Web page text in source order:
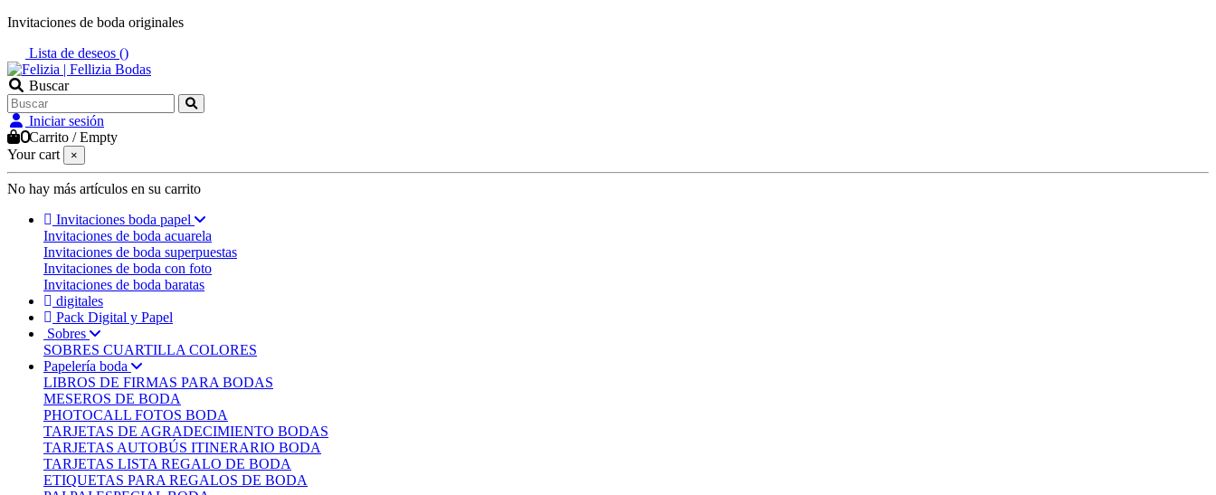
Invitaciones de boda originales
Lista de deseos ()
Buscar
Iniciar sesión
0Carrito /Empty
Your cart
×
No hay más artículos en su carrito
Invitaciones boda papel
Invitaciones de boda acuarela
Invitaciones de boda superpuestas
Invitaciones de boda con foto
Invitaciones de boda baratas
digitales
Pack Digital y Papel
Sobres
SOBRES CUARTILLA COLORES
Papelería boda
LIBROS DE FIRMAS PARA BODAS
MESEROS DE BODA
PHOTOCALL FOTOS BODA
TARJETAS DE AGRADECIMIENTO BODAS
TARJETAS AUTOBÚS ITINERARIO BODA
TARJETAS LISTA REGALO DE BODA
ETIQUETAS PARA REGALOS DE BODA